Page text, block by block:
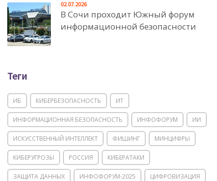
В Сочи проходит Южный форум
информационной безопасности
02.07.2026
Теги
ИБ КИБЕРБЕЗОПАСНОСТЬ ИТ
ИНФОРМАЦИОННАЯ БЕЗОПАСНОСТЬ ИНФОФОРУМ ИИ
ИСКУССТВЕННЫЙ ИНТЕЛЛЕКТ ФИШИНГ МИНЦИФРЫ
КИБЕРУГРОЗЫ РОССИЯ КИБЕРАТАКИ
ЗАЩИТА ДАННЫХ ИНФОФОРУМ-2025 ЦИФРОВИЗАЦИЯ